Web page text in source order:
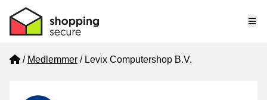
Home
Medlemmer Levix Computershop B.V.